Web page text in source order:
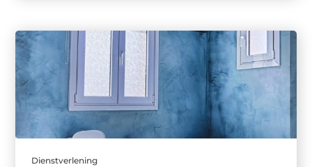
Dienstverlening